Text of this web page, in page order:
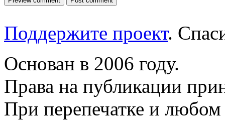
Поддержите проект.
Основан в 2006 году.
Права на публикации
При перепечатке и